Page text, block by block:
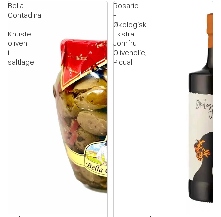
Bella
Contadina
-
Knuste
oliven
i
saltlage
Rosario
-
Økologisk
Ekstra
Jomfru
Olivenolie,
Picual